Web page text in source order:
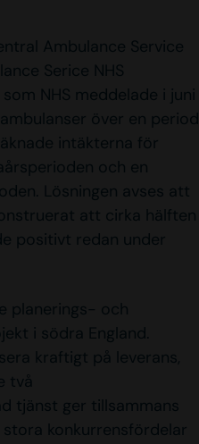
Ambulance Service
Serice NHS
NHS meddelade i juni
över en period
intäkterna för
och en
Lösningen avses att
att cirka hälften
positivt redan under
planerings- och
i södra England.
kraftigt på leverans,
två
tjänst ger tillsammans
konkurrensfördelar